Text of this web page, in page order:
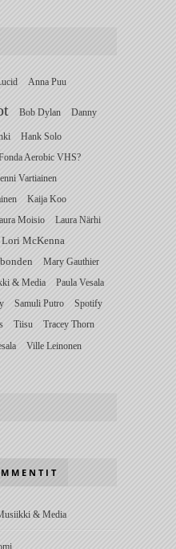
Anna Puu
Bob Dylan Danny
Hank Solo
Aerobic VHS?
Vartiainen
Kaija Koo
Moisio
Laura Närhi
Lori McKenna
Mary Gauthier
& Media
Paula Vesala
Samuli Putro
Spotify
Tiisu
Tracey Thorn
Ville Leinonen
& Media